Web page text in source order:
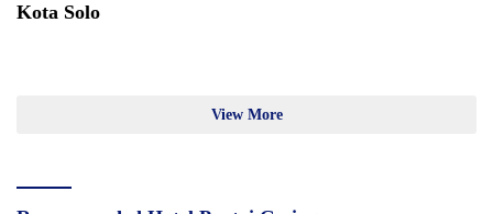
Kota Solo
View More